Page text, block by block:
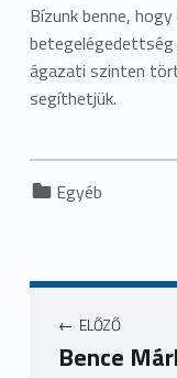
Bízunk benne,
ágazati szinten
segíthetjük.
Egyéb
ELŐZŐ
Bence